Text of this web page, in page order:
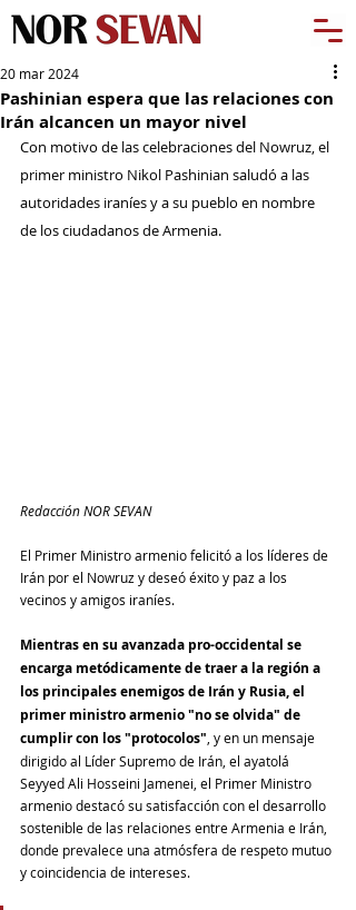
Pashinian espera que las relaciones con
Irán alcancen un mayor nivel
20 mar 2024
Con motivo de las celebraciones del Nowruz, el
primer ministro Nikol Pashinian saludó a las
autoridades iraníes y a su pueblo en nombre
de los ciudadanos de Armenia.
Redacción NOR SEVAN
El Primer Ministro armenio felicitó a los líderes de
Irán por el Nowruz y deseó éxito y paz a los
vecinos y amigos iraníes.
Mientras en su avanzada pro-occidental se
encarga metódicamente de traer a la región a
los principales enemigos de Irán y Rusia, el
primer ministro armenio "no se olvida" de
cumplir con los "protocolos", y en un mensaje
dirigido al Líder Supremo de Irán, el ayatolá
Seyyed Ali Hosseini Jamenei, el Primer Ministro
armenio destacó su satisfacción con el desarrollo
sostenible de las relaciones entre Armenia e Irán,
donde prevalece una atmósfera de respeto mutuo
y coincidencia de intereses.